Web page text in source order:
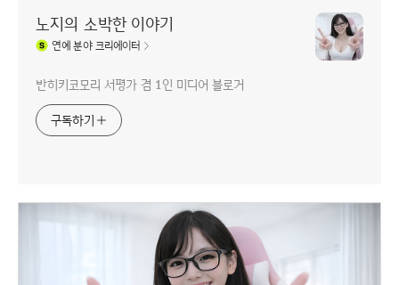
노지의 소박한 이야기
연예분야 크리에이터
반히키코모리 서평가 겸 1인 미디어 블로거
구독하기